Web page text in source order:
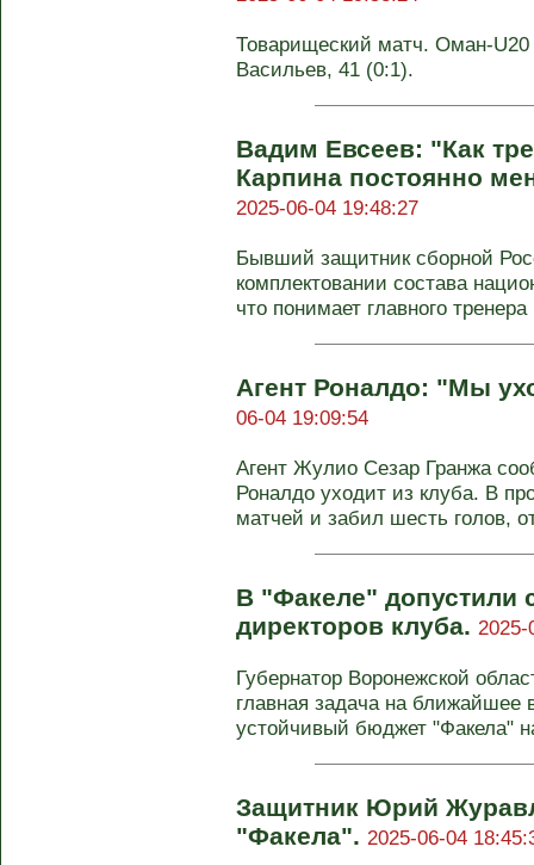
Товарищеский матч. Оман-
Васильев, 41 (0:1).
Вадим Евсеев: "Как
Карпина постоянно
2025-06-04 19:48:27
Бывший защитник сборной
комплектовании состава
что понимает главного тренера
Агент Роналдо: "Мы
06-04 19:09:54
Агент Жулио Сезар Гранжа
Роналдо уходит из клуба. В
матчей и забил шесть голов,
В "Факеле" допустили
директоров клуба. 2025-
Губернатор Воронежской
главная задача на
устойчивый бюджет "Факела"
Защитник Юрий
"Факела". 2025-06-04